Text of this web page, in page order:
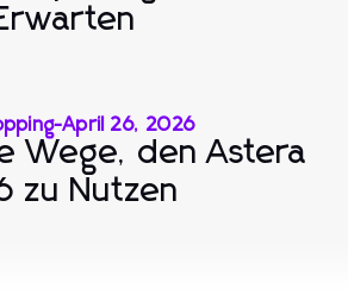
-April 26, 2026
Wege, den Astera
zu Nutzen